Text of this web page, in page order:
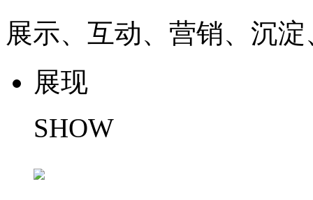
展示、互动、营销、沉
展现
SHOW